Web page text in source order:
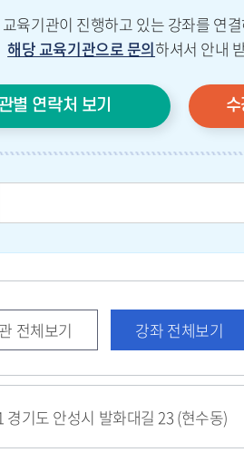
육기관이 진행하고 있는 강좌를 연
해당 교육기관으로 문의하셔서 안내
별 연락처 보기
전체보기 강좌 전체보기
경기도 안성시 발화대길 23 (현수동)